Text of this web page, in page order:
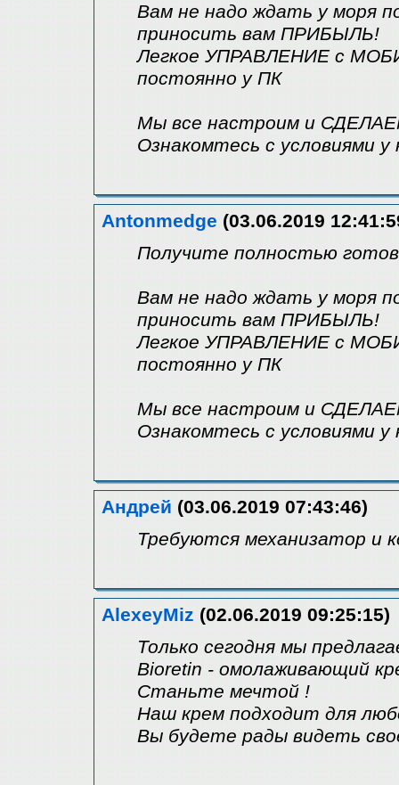
Вам не надо ждать у моря
приносить вам ПРИБЫЛЬ!
Легкое УПРАВЛЕНИЕ с
постоянно у ПК
Мы все настроим и
Ознакомтесь с условиями
Antonmedge (03.06.2019
Получите полностью
Вам не надо ждать у моря
приносить вам ПРИБЫЛЬ!
Легкое УПРАВЛЕНИЕ с
постоянно у ПК
Мы все настроим и
Ознакомтесь с условиями
Андрей (03.06.2019 07:43:46)
Требуются механизатор и
AlexeyMiz (02.06.2019 09:25:15)
Только сегодня мы
Bioretin - омолаживающий
Станьте мечтой !
Наш крем подходит для
Вы будете рады видеть